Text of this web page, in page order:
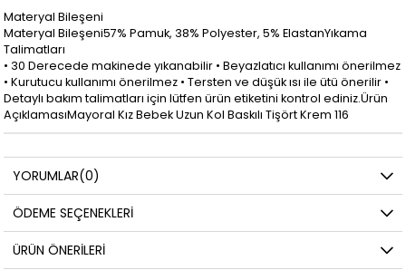
Materyal Bileşeni
Materyal Bileşeni57% Pamuk, 38% Polyester, 5% ElastanYıkama
Talimatları
• 30 Derecede makinede yıkanabilir • Beyazlatıcı kullanımı önerilmez
• Kurutucu kullanımı önerilmez • Tersten ve düşük ısı ile ütü önerilir •
Detaylı bakım talimatları için lütfen ürün etiketini kontrol ediniz.Ürün
AçıklamasıMayoral Kız Bebek Uzun Kol Baskılı Tişört Krem 116
YORUMLAR(0)
ÖDEME SEÇENEKLERI
ÜRÜN ÖNERILERI